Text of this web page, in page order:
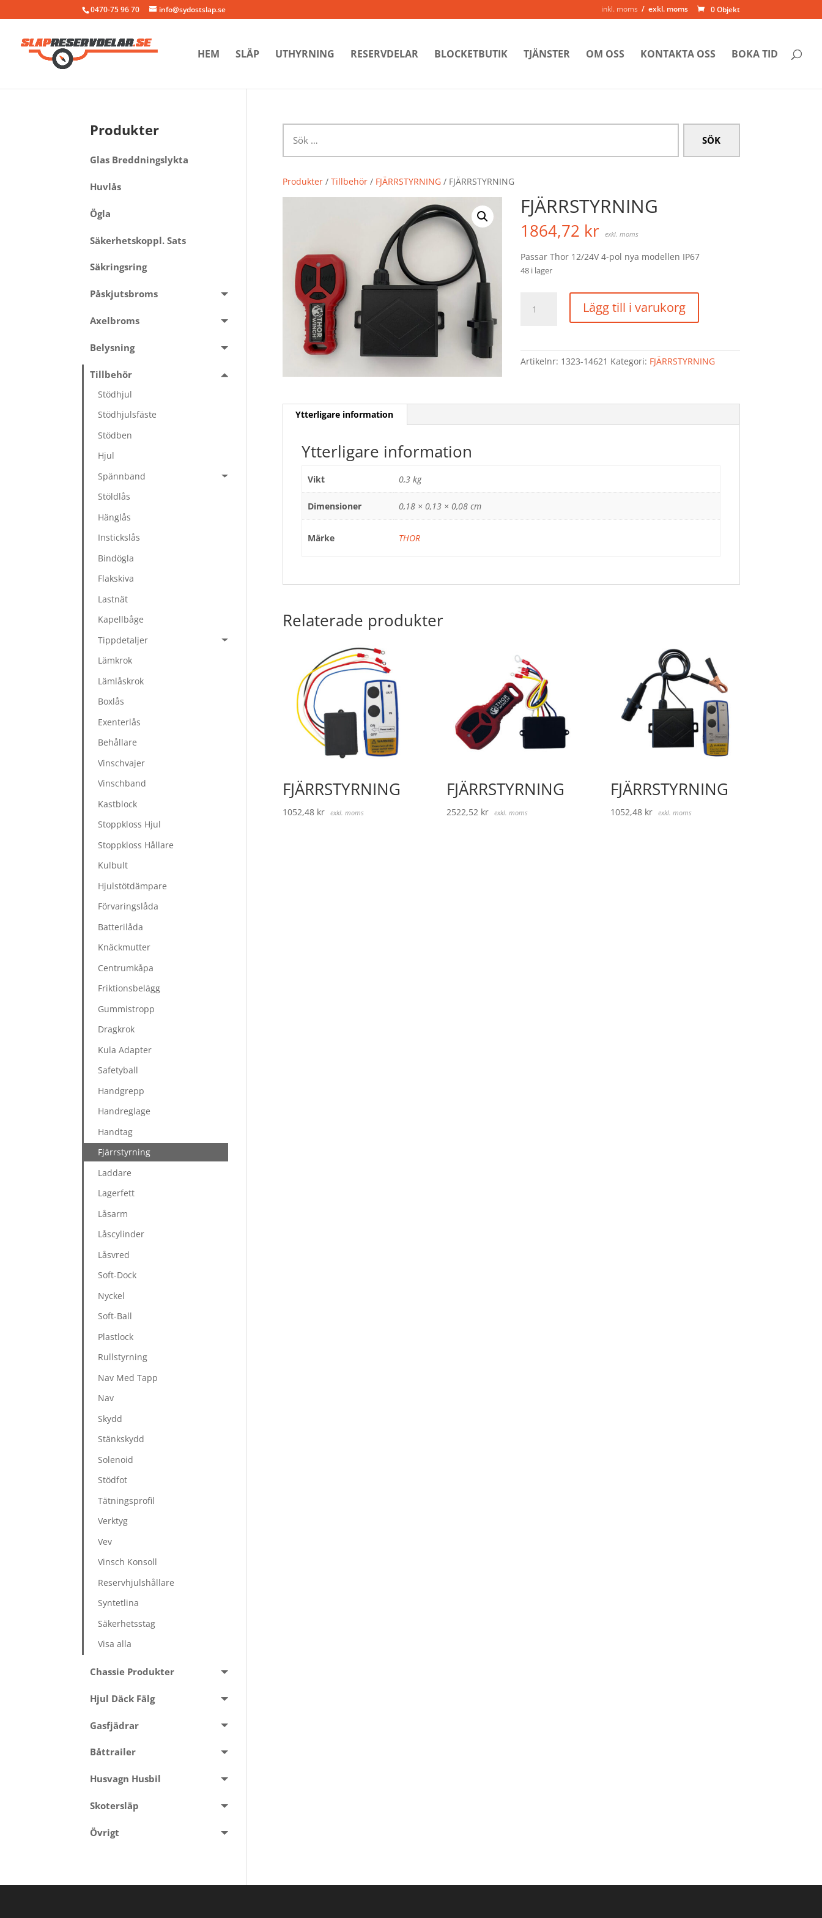
0470-75 96 70 info@sydostslap.se 0 Objekt
inkl. moms exkl. moms
HEM SLÄP UTHYRNING RESERVDELAR BLOCKETBUTIK TJÄNSTER OM OSS KONTAKTA OSS BOKA TID
efter:
Produkter /Tillbehör / FJÄRRSTYRNING / FJÄRRSTYRNING
FJÄRRSTYRNING
1864,72 kr exkl. moms
Passar Thor 12/24V 4-pol nya modellen IP67
48 i lager
mängd
Lägg till i varukorg
Artikelnr: 1323-14621 Kategori: FJÄRRSTYRNING
Ytterligare information
Ytterligare information
Vikt 0,3 kg
Dimensioner 0,18 × 0,13 × 0,08 cm
Märke THOR
Relaterade produkter
FJÄRRSTYRNING
1052,48 kr exkl. moms
FJÄRRSTYRNING
2522,52 kr exkl. moms
FJÄRRSTYRNING
1052,48 kr exkl. moms
Produkter
Glas Breddningslykta
Huvlås
Ögla
Säkerhetskoppl. Sats
Säkringsring
Påskjutsbroms
Axelbroms
Belysning
Tillbehör
Stödhjul
Stödhjulsfäste
Stödben
Hjul
Spännband
Stöldlås
Hänglås
Instickslås
Bindögla
Flakskiva
Lastnät
Kapellbåge
Tippdetaljer
Lämkrok
Lämlåskrok
Boxlås
Exenterlås
Behållare
Vinschvajer
Vinschband
Kastblock
Stoppkloss Hjul
Stoppkloss Hållare
Kulbult
Hjulstötdämpare
Förvaringslåda
Batterilåda
Knäckmutter
Centrumkåpa
Friktionsbelägg
Gummistropp
Dragkrok
Kula Adapter
Safetyball
Handgrepp
Handreglage
Handtag
Fjärrstyrning
Laddare
Lagerfett
Låsarm
Låscylinder
Låsvred
Soft-Dock
Nyckel
Soft-Ball
Plastlock
Rullstyrning
Nav Med Tapp
Nav
Skydd
Stänkskydd
Solenoid
Stödfot
Tätningsprofil
Verktyg
Vev
Vinsch Konsoll
Reservhjulshållare
Syntetlina
Säkerhetsstag
Visa alla
Chassie Produkter
Hjul Däck Fälg
Gasfjädrar
Båttrailer
Husvagn Husbil
Skotersläp
Övrigt